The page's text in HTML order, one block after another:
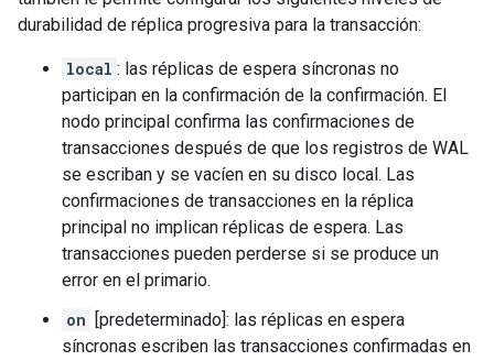
durabilidad de réplica progresiva para la transacción:
local : las réplicas de espera síncronas no
participan en la confirmación de la confirmación. El
nodo principal confirma las confirmaciones de
transacciones después de que los registros de WAL
se escriban y se vacíen en su disco local. Las
confirmaciones de transacciones en la réplica
principal no implican réplicas de espera. Las
transacciones pueden perderse si se produce un
error en el primario.
on [predeterminado]: las réplicas en espera
síncronas escriben las transacciones confirmadas en